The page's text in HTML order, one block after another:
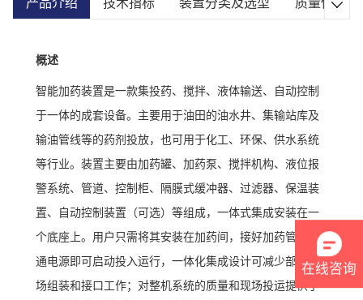

概述
智能加药装置是一款集投药、搅拌、液体输送、自动控制
于一体的成套设备。主要用于油田的油水井、集输站库及
输油管线等的药剂投放，也可用于化工、环保、供水系统
等行业。装置主要由加药罐、加药泵、搅拌机构、液位报
警系统、管道、控制柜、隔膜式缓冲器、过滤器、保温装
置、自动控制装置（可选）等组成，一体式集成安装在一
个底座上。用户只需将其安装在加药间，接好加药管、接
通电源即可启动投入运行，一体化集成设计可减少部分现
场组装和接口工作；对整机系统的质量和现场投运提供了
在线咨询